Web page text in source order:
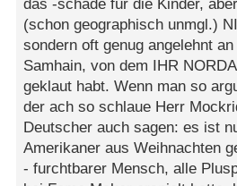
das -schade für die Kinder,
(schon geographisch unmgl.)
sondern oft genug angelehnt
Samhain, von dem IHR
geklaut habt. Wenn man so
der ach so schlaue Herr
Deutscher auch sagen: es ist
Amerikaner aus Weihnachten
- furchtbarer Mensch, alle